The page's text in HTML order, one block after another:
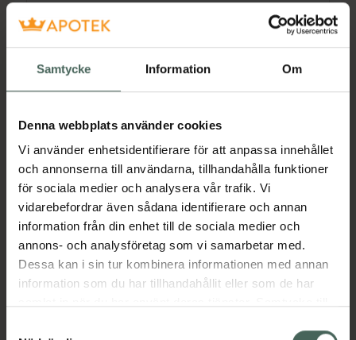
Samtycke Information Om
Denna webbplats använder cookies
Vi använder enhetsidentifierare för att anpassa innehållet
och annonserna till användarna, tillhandahålla funktioner
för sociala medier och analysera vår trafik. Vi
vidarebefordrar även sådana identifierare och annan
information från din enhet till de sociala medier och
annons- och analysföretag som vi samarbetar med.
Dessa kan i sin tur kombinera informationen med annan
information som du har tillhandahållit eller som de har
Atoderm Huile de douche exklusiva formula
innehåller vegetabiliska biolipider som lindrar
känslan av stramhet och ökar hudens
stimulerar lipidsyntesen som möjliggör
Kan användas av hela familjen (undantaget
prematurfödda spädbarn).
För ansikte, kropp och händer. Utmärkt hud-
och ögontolerans. Icke-komedogen.
Efterlämnar ingen fet hinna. Svider inte i
ögonen. Mild doft. Rekommenderad av
hudläkare. Testad under översyn av
dermatolog. Ekobiologi är BIODERMAs unika